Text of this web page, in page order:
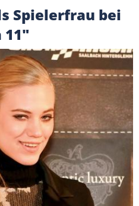
Spielerfrau bei
11"